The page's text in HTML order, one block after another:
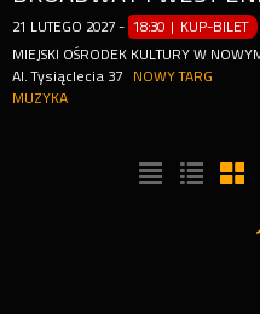
21 LUTEGO 2027 - 18:30 | KUP-BILET
MIEJSKI OŚRODEK KULTURY W
Al. Tysiąclecia 37
NOWY TARG
MUZYKA